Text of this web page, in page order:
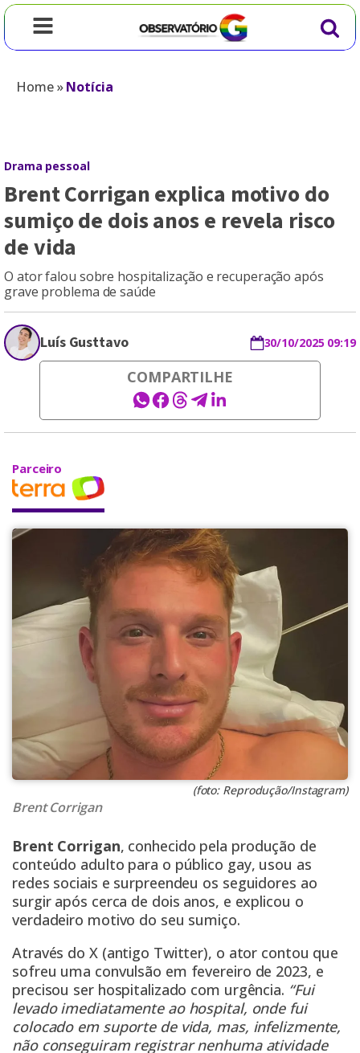
Home»Notícia
Drama pessoal
Brent Corrigan explica motivo do
sumiço de dois anos e revela risco
de vida
O ator falou sobre hospitalização e recuperação após
grave problema de saúde
Luís Gusttavo 30/10/2025 09:19
COMPARTILHE
Parceiro
(foto: Reprodução/Instagram)
Brent Corrigan
Brent Corrigan, conhecido pela produção de
conteúdo adulto para o público gay, usou as
redes sociais e surpreendeu os seguidores ao
surgir após cerca de dois anos, e explicou o
verdadeiro motivo do seu sumiço.
Através do X (antigo Twitter), o ator contou que
sofreu uma convulsão em fevereiro de 2023, e
precisou ser hospitalizado com urgência. “Fui
levado imediatamente ao hospital, onde fui
colocado em suporte de vida, mas, infelizmente,
não conseguiram registrar nenhuma atividade